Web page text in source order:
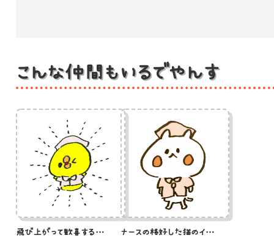
こんな仲間もいるでやんす
飛び上がって歓喜するひよこ看護師のイラスト ナースの格好した猫のイラスト